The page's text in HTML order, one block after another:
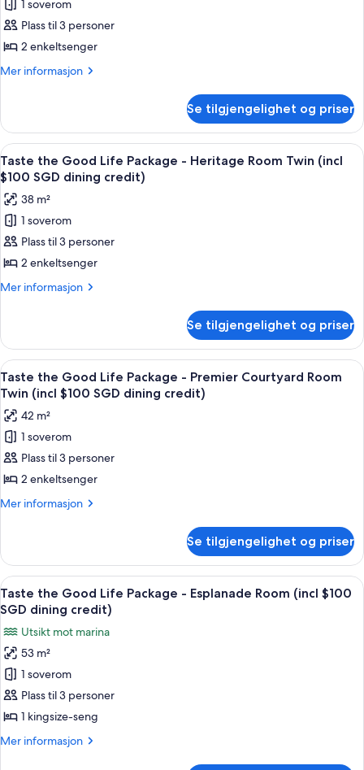
av
Heritage
Room
Twin
1 soverom
Plass til 3 personer
2 enkeltsenger
Mer informasjon
Mer
Room
Twin
Se tilgjengelighet og priser
Åpne
alle
bildene
av
Taste
the
Good
Life
Heritage
Room
Twin
(incl
$100
SGD
dining
credit)
Sengetøy av topp kvalitet, minibar,
9
Taste the Good Life Package - Heritage Room Twin (incl
$100 SGD dining credit)
38 m²
1 soverom
Plass til 3 personer
2 enkeltsenger
Mer informasjon
Mer
the
Good
Life
Package
Heritage
Room
Twin
(incl
$100
dining
Se tilgjengelighet og priser
Åpne
alle
bildene
av
Taste
the
Good
Life
Premier
Courtyard
Room
Twin
(incl
$100
SGD
dining
credit)
Sengetøy av topp kvalitet, minibar,
7
Taste the Good Life Package - Premier Courtyard Room
Twin (incl $100 SGD dining credit)
42 m²
1 soverom
Plass til 3 personer
2 enkeltsenger
Mer informasjon
Mer
the
Good
Life
Package
Premier
Courtyard
Room
Twin
(incl
SGD
dining
Se tilgjengelighet og priser
Åpne
alle
av
Taste
the
Good
Life
Package
Sengetøy av topp kvalitet, minibar,
8
Taste the Good Life Package - Esplanade Room (incl $100
SGD dining credit)
Utsikt mot marina
53 m²
1 soverom
Plass til 3 personer
1 kingsize-seng
Mer informasjon
Mer